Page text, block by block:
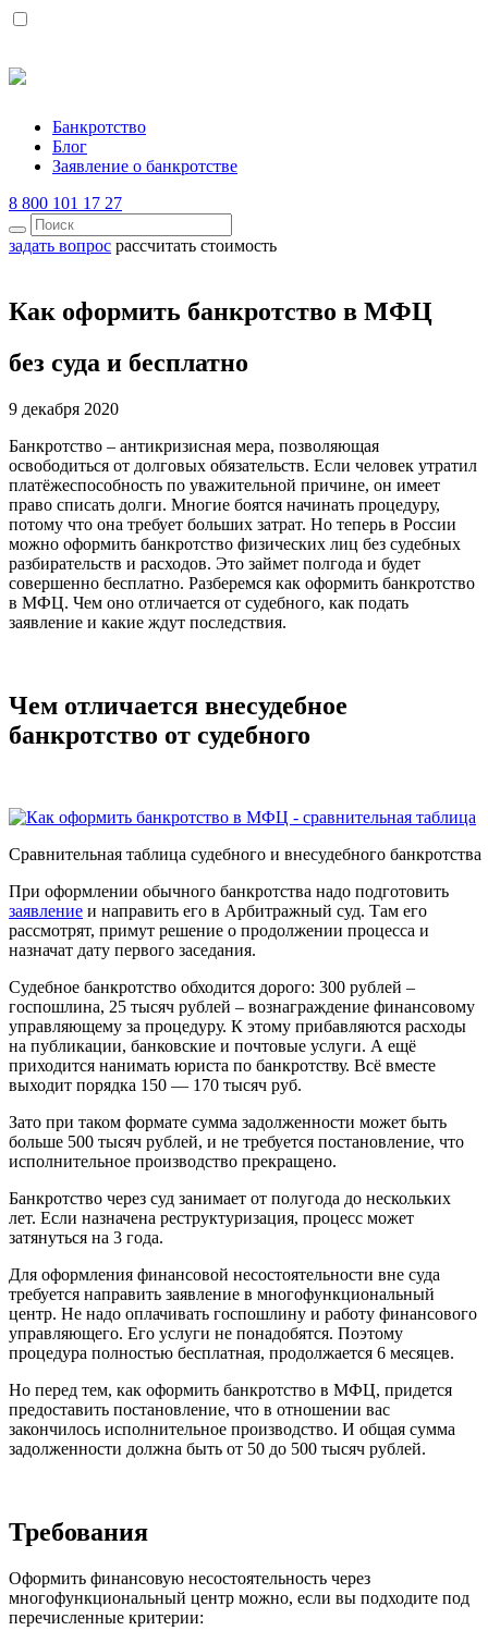
Банкротство
Блог
Заявление о банкротстве
8 800 101 17 27
задать вопрос рассчитать стоимость
Как оформить банкротство в МФЦ
без суда и бесплатно
9 декабря 2020
Банкротство – антикризисная мера, позволяющая
освободиться от долговых обязательств. Если человек утратил
платёжеспособность по уважительной причине, он имеет
право списать долги. Многие боятся начинать процедуру,
потому что она требует больших затрат. Но теперь в России
можно оформить банкротство физических лиц без судебных
разбирательств и расходов. Это займет полгода и будет
совершенно бесплатно. Разберемся как оформить банкротство
в МФЦ. Чем оно отличается от судебного, как подать
заявление и какие ждут последствия.
Чем отличается внесудебное
банкротство от судебного
Сравнительная таблица судебного и внесудебного банкротства
При оформлении обычного банкротства надо подготовить
заявление и направить его в Арбитражный суд. Там его
рассмотрят, примут решение о продолжении процесса и
назначат дату первого заседания.
Судебное банкротство обходится дорого: 300 рублей –
госпошлина, 25 тысяч рублей – вознаграждение финансовому
управляющему за процедуру. К этому прибавляются расходы
на публикации, банковские и почтовые услуги. А ещё
приходится нанимать юриста по банкротству. Всё вместе
выходит порядка 150 — 170 тысяч руб.
Зато при таком формате сумма задолженности может быть
больше 500 тысяч рублей, и не требуется постановление, что
исполнительное производство прекращено.
Банкротство через суд занимает от полугода до нескольких
лет. Если назначена реструктуризация, процесс может
затянуться на 3 года.
Для оформления финансовой несостоятельности вне суда
требуется направить заявление в многофункциональный
центр. Не надо оплачивать госпошлину и работу финансового
управляющего. Его услуги не понадобятся. Поэтому
процедура полностью бесплатная, продолжается 6 месяцев.
Но перед тем, как оформить банкротство в МФЦ, придется
предоставить постановление, что в отношении вас
закончилось исполнительное производство. И общая сумма
задолженности должна быть от 50 до 500 тысяч рублей.
Требования
Оформить финансовую несостоятельность через
многофункциональный центр можно, если вы подходите под
перечисленные критерии: